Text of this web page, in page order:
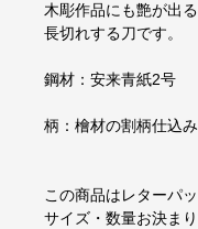
木彫作品にも艶が出
長切れする刀です。
鋼材：安来青紙2号
柄：檜材の割柄仕込
この商品はレターパ
サイズ・数量お決ま